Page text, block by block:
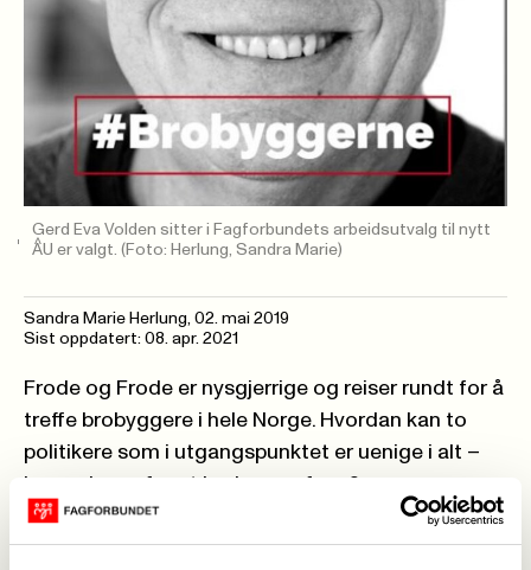
Gerd Eva Volden sitter i Fagforbundets arbeidsutvalg til nytt
AU er valgt. (Foto: Herlung, Sandra Marie)
Sandra Marie Herlung, 02. mai 2019
Sist oppdatert: 08. apr. 2021
Frode og Frode er nysgjerrige og reiser rundt for å
treffe brobyggere i hele Norge. Hvordan kan to
politikere som i utgangspunktet er uenige i alt –
bygge broer for et bedre samfunn?
Sammen lager Frod og Frode podcasten
Brobyggerne - hvor de møter ulike mennesker for